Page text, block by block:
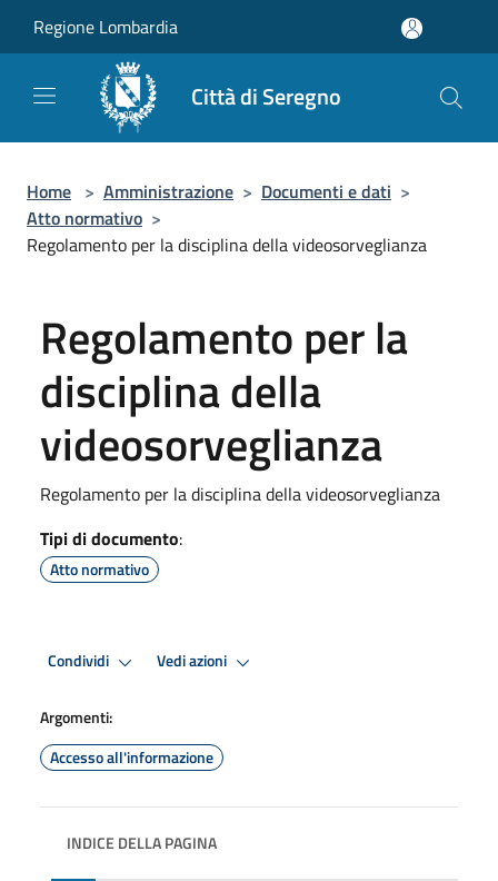
Regione Lombardia
Città di Seregno
Home > Amministrazione > Documenti e dati >
Atto normativo >
Regolamento per la disciplina della videosorveglianza
Regolamento per la
disciplina della
videosorveglianza
Regolamento per la disciplina della videosorveglianza
Tipi di documento:
Atto normativo
Condividi Vedi azioni
Argomenti:
Accesso all'informazione
INDICE DELLA PAGINA